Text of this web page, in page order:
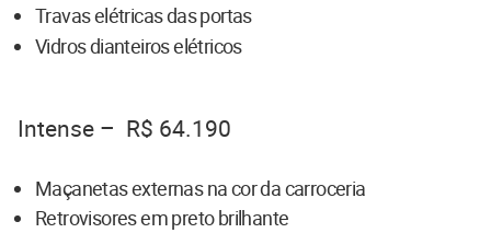
Travas elétricas das portas
Vidros dianteiros elétricos
Intense – R$ 64.190
Maçanetas externas na cor da carroceria
Retrovisores em preto brilhante